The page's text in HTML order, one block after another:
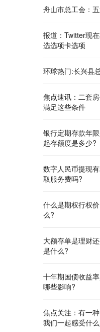
舟山市总工会：
报道：Twitter现
选选项卡选项
环球热门:长兴县
焦点速讯：二套
满足这些条件
银行定期存款年
起存额度是多少?
数字人民币提现
取服务费吗?
什么是​期权行权
么?
大额存单是理财
是什么?
十年期国债收益
哪些影响?
焦点关注：有一
我们一起感受什